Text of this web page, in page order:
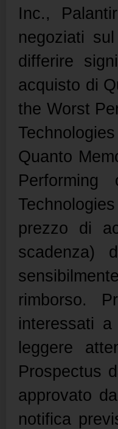
Inc.,
negoziati
differire
acquisto di
the Worst
Quanto
prezzo di
scadenza)
rimborso.
interessati
leggere
Prospectus
approvato
notifica